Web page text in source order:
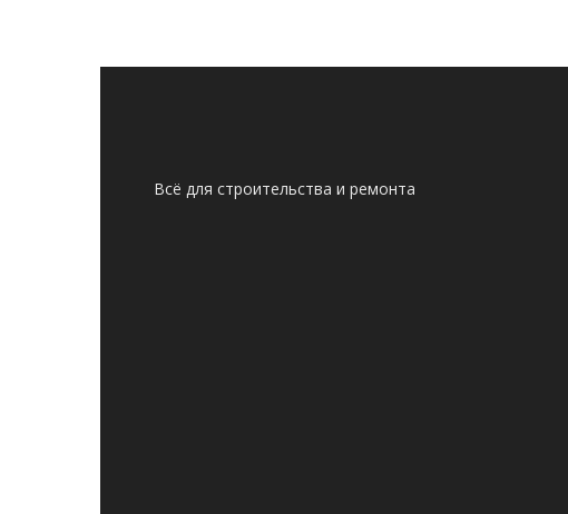
Всё для строительства и ремонта